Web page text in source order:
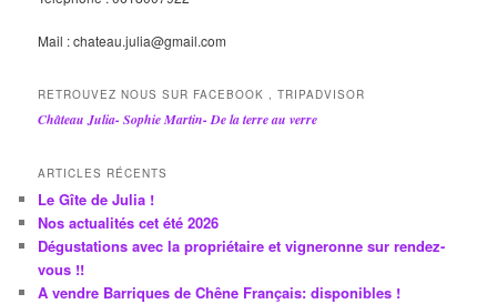
Mail : chateau.julia@gmail.com
RETROUVEZ NOUS SUR FACEBOOK , TRIPADVISOR
Château Julia- Sophie Martin- De la terre au verre
ARTICLES RÉCENTS
Le Gîte de Julia !
Nos actualités cet été 2026
Dégustations avec la propriétaire et vigneronne sur rendez-
vous !!
A vendre Barriques de Chêne Français: disponibles !